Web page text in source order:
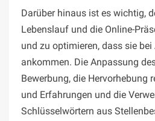
Darüber hinaus ist es wichtig,
Lebenslauf und die Online-
und zu optimieren, dass sie
ankommen. Die Anpassung
Bewerbung, die Hervorhebung
und Erfahrungen und die
Schlüsselwörtern aus